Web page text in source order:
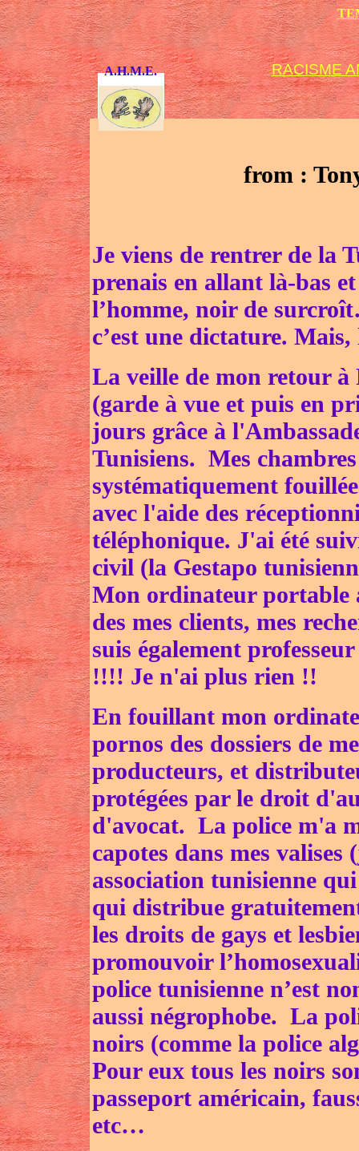
A.H.M.E. RACISME
from :
Je viens de rentrer de la
prenais en allant là-bas
l’homme, noir de
c’est une dictature.
La veille de mon retour
(garde à vue et puis en
jours grâce à
Tunisiens. Mes
systématiquement
avec l'aide des
téléphonique. J'ai été
civil (la Gestapo
Mon ordinateur portable
des mes clients, mes
suis également
!!!! Je n'ai plus rien !!
En fouillant mon
pornos des dossiers de
producteurs, et
protégées par le droit
d'avocat. La police m'a
capotes dans mes valises
association tunisienne
qui distribue
les droits de gays et
promouvoir
police tunisienne n’est
aussi négrophobe. La
noirs (comme la police
Pour eux tous les noirs
passeport américain,
etc…